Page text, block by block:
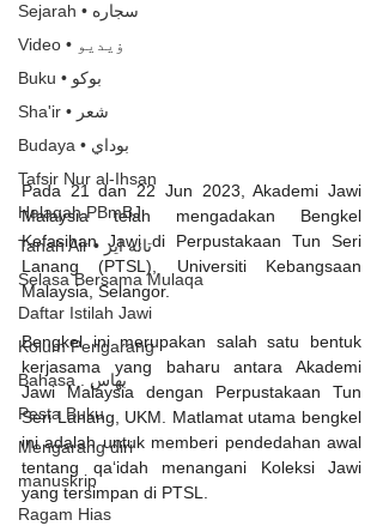
Sejarah • سجاره
Video • ۏيديو
Buku • بوكو
Sha'ir • شعر
Budaya • بوداي
Tafsir Nur al-Ihsan
Halaqah PBmBJ
Tanah Air • تانه اير
Selasa Bersama Mulaqa
Daftar Istilah Jawi
Kolum Pengarang
Bahasa . بهاس
Pesta Buku
Mengarang diri
manuskrip
Ragam Hias
Pada 21 dan 22 Jun 2023, Akademi Jawi
Malaysia telah mengadakan Bengkel
Kefasihan Jawi di Perpustakaan Tun Seri
Lanang (PTSL), Universiti Kebangsaan
Malaysia, Selangor.
Bengkel ini merupakan salah satu bentuk
kerjasama yang baharu antara Akademi
Jawi Malaysia dengan Perpustakaan Tun
Seri Lanang, UKM. Matlamat utama bengkel
ini adalah untuk memberi pendedahan awal
tentang qa‘idah menangani Koleksi Jawi
yang tersimpan di PTSL.